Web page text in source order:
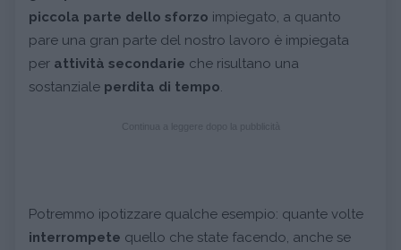
piccola parte dello sforzo impiegato, a quanto
pare una gran parte del nostro lavoro è impiegata
per attività secondarie che risultano una
sostanziale perdita di tempo
Potremmo ipotizzare qualche esempio: quante volte
interrompete quello che state facendo, anche se